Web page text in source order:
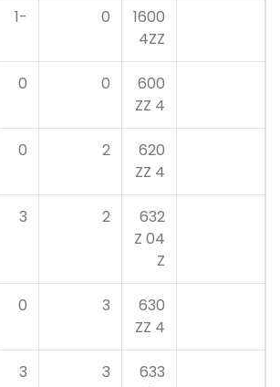
1600
4ZZ
0
-1
600
4 ZZ
0
0
620
4 ZZ
2
0
632
04 Z
Z
2
3
630
4 ZZ
3
0
633
3
3